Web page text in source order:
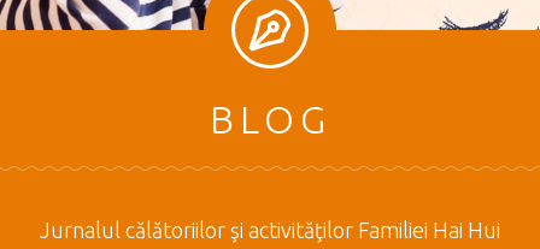
BLOG
Jurnalul călătoriilor şi activităţilor Familiei Hai Hui